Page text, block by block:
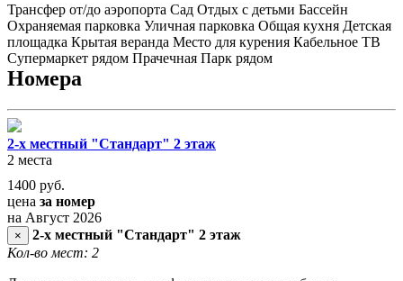
Трансфер от/до аэропорта Сад Отдых с детьми Бассейн
Охраняемая парковка Уличная парковка Общая кухня Детская
площадка Крытая веранда Место для курения Кабельное ТВ
Супермаркет рядом Прачечная Парк рядом
Номера
2-х местный "Стандарт" 2 этаж
2 места
1400 руб.
цена за номер
на Август 2026
×
2-х местный "Стандарт" 2 этаж
Кол-во мест: 2